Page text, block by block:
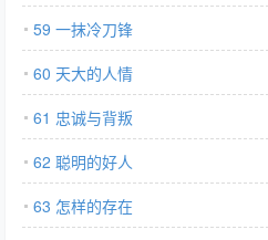
59 一抹冷刀锋
60 天大的人情
61 忠诚与背叛
62 聪明的好人
63 怎样的存在